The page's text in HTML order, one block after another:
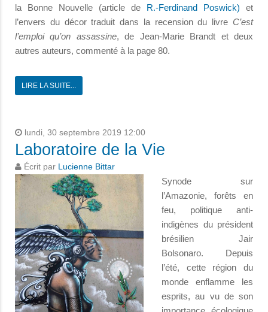
la Bonne Nouvelle (article de R.-Ferdinand Poswick) et
l’envers du décor traduit dans la recension du livre C’est
l’emploi qu’on assassine, de Jean-Marie Brandt et deux
autres auteurs, commenté à la page 80.
LIRE LA SUITE...
lundi, 30 septembre 2019 12:00
Laboratoire de la Vie
Écrit par Lucienne Bittar
Synode sur
l’Amazonie, forêts en
feu, politique anti-
indigènes du président
brésilien Jair
Bolsonaro. Depuis
l’été, cette région du
monde enflamme les
esprits, au vu de son